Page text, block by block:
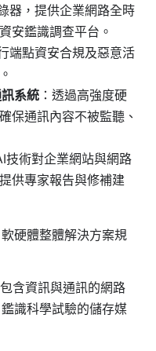
器，提供企業網路全時
安鑑識調查平台。
端點資安合規及惡意活
系統 ：透過高強度硬
保通訊內容不被監聽、
技術對企業網站與網路
供專家報告與修補建
軟硬體整體解決方案規
含資訊與通訊的網路
識科學試驗的儲存媒